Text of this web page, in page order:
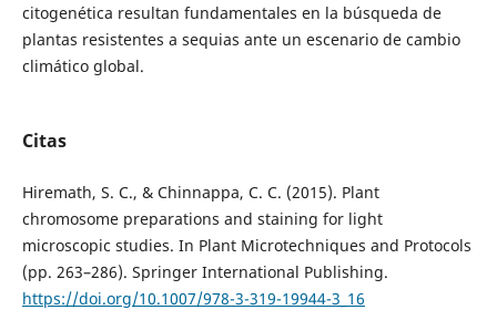
citogenética resultan fundamentales en la búsqueda de
plantas resistentes a sequias ante un escenario de cambio
climático global.
Citas
Hiremath, S. C., & Chinnappa, C. C. (2015). Plant
chromosome preparations and staining for light
microscopic studies. In Plant Microtechniques and Protocols
(pp. 263–286). Springer International Publishing.
https://doi.org/10.1007/978-3-319-19944-3_16